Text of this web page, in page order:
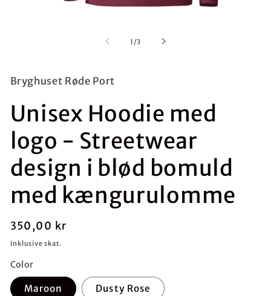
1 /af
3
Bryghuset Røde Port
Unisex Hoodie med
logo - Streetwear
design i blød bomuld
med kængurulomme
Normalpris
350,00 kr
Inklusive skat.
Color
Maroon Dusty Rose